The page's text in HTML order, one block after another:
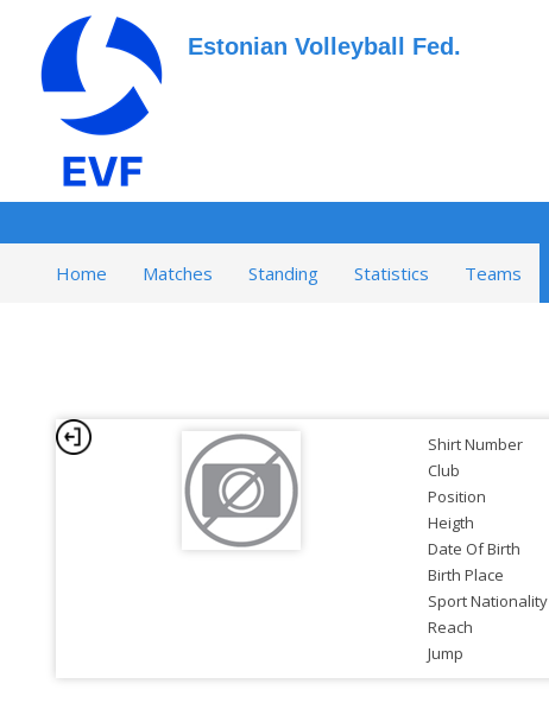
Estonian Volleyball Fed.
Home Matches Standing Statistics Teams
Shirt Number
Club
Position
Heigth
Date Of Birth
Birth Place
Sport Nationality
Reach
Jump